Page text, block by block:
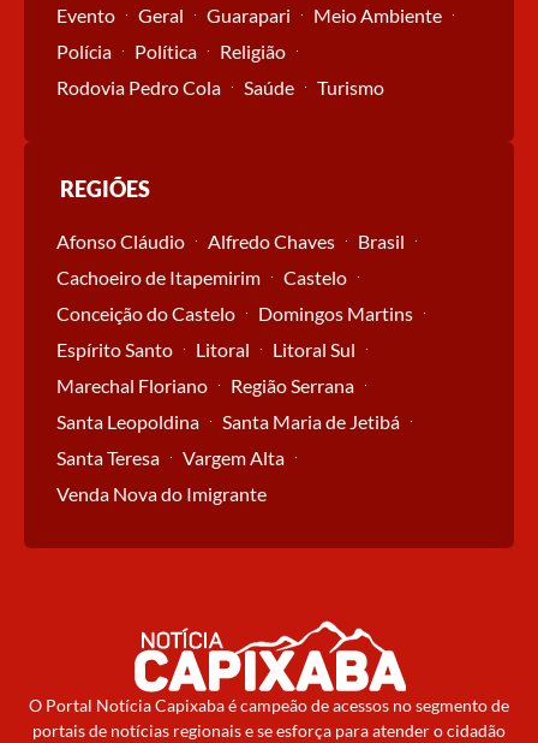
Evento
Geral Guarapari
Meio Ambiente
Polícia
Política
Religião
Rodovia Pedro Cola
Saúde Turismo
REGIÕES
Afonso Cláudio Alfredo Chaves
Brasil
Cachoeiro de Itapemirim
Castelo
Conceição do Castelo
Domingos Martins
Espírito Santo
Litoral
Litoral Sul
Marechal Floriano
Região Serrana
Santa Leopoldina
Santa Maria de Jetibá
Santa Teresa
Vargem Alta
Venda Nova do Imigrante
O Portal Notícia Capixaba é campeão de acessos no segmento de
portais de notícias regionais e se esforça para atender o cidadão